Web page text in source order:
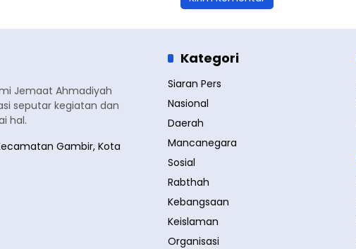
Jemaat Ahmadiyah
seputar kegiatan dan
hal.
Gambir, Kota
Kategori
Siaran Pers
Nasional
Daerah
Mancanegara
Sosial
Rabthah
Kebangsaan
Keislaman
Organisasi